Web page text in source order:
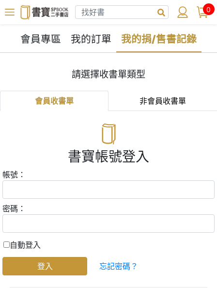
0
會員專區 我的訂單 我的捐/售書記錄
請選擇收書單類型
會員收書單 非會員收書單
書寶帳號登入
帳號：
密碼：
自動登入
登入 忘記密碼？